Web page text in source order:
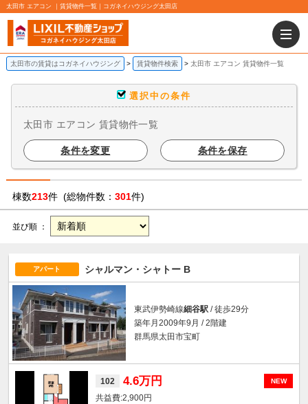
太田市 エアコン ｜賃貸物件一覧｜コガネイハウジング太田店
太田市の賃貸はコガネイハウジング 賃貸物件検索 太田市 エアコン 賃貸物件一覧
選択中の条件
太田市 エアコン 賃貸物件一覧
条件を変更 条件を保存
棟数213件 (総物件数： 301件)
並び順 ：
アパート シャルマン・シャトー B
東武伊勢崎線細谷駅 / 徒歩29分
築年月2009年9月 / 2階建
群馬県太田市宝町
NEW
102 4.6万円
2,900円